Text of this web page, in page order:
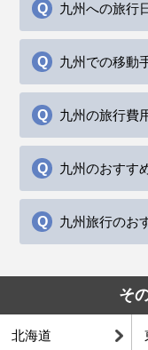
九州への旅行
九州での移動
九州の旅行費
九州のおすす
九州旅行のお
そ
北海道